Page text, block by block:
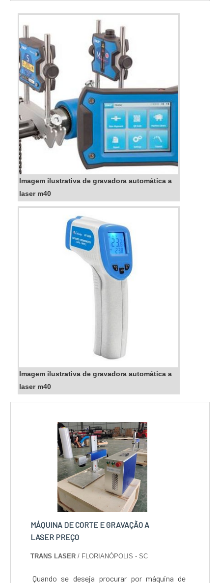
ACESSÍVELQuem procura por zincagem preço
acessível em uma empresa que preza pela
segurança, encontra na internet a SN indús...
Imagem ilustrativa de gravadora automática a
laser m40
Imagem ilustrativa de gravadora automática a
laser m40
MÁQUINA DE CORTE E GRAVAÇÃO A
LASER PREÇO
TRANS LASER / FLORIANÓPOLIS - SC
Quando se deseja procurar por máquina de